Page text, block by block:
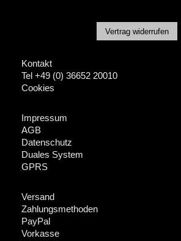
Vertrag widerrufen
Kontakt
Tel +49 (0) 36652 20010
Cookies
Impressum
AGB
Datenschutz
Duales System
GPRS
Versand
Zahlungsmethoden
PayPal
Vorkasse